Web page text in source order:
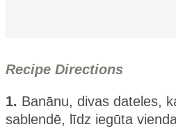
Recipe Directions
1. Banānu, divas dateles,
sablendē, līdz iegūta